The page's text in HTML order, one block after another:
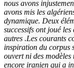
nous avons
avons mis les
dynamique. Deux
successifs ont joué
autres .Les courants
inspiration du corpus
ouvert ni des
encore iranien qui a